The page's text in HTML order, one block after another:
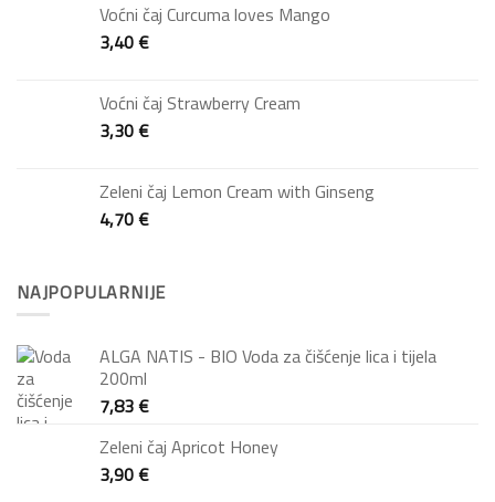
Voćni čaj Curcuma loves Mango
3,40€
Voćni čaj Strawberry Cream
3,30€
Zeleni čaj Lemon Cream with Ginseng
4,70€
NAJPOPULARNIJE
ALGA NATIS - BIO Voda za čišćenje lica i tijela
200ml
7,83€
Zeleni čaj Apricot Honey
3,90€